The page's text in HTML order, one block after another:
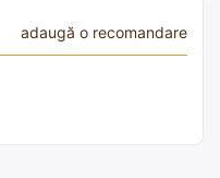
adaugă o recomandare